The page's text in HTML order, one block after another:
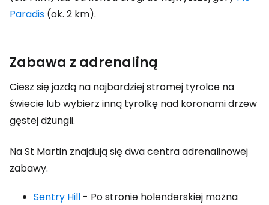
Paradis (ok. 2 km).
Zabawa z adrenaliną
Ciesz się jazdą na najbardziej stromej tyrolce na
świecie lub wybierz inną tyrolkę nad koronami drzew
gęstej dżungli.
Na St Martin znajdują się dwa centra adrenalinowej
zabawy.
Sentry Hill - Po stronie holenderskiej można